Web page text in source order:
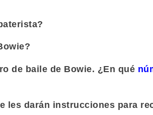
?
de baile de Bowie. ¿En qué
les darán instrucciones para